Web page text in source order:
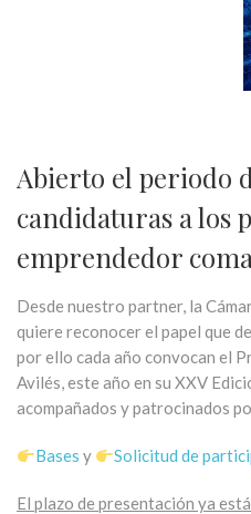
Abierto el periodo
candidaturas a los
emprendedor
Desde nuestro partner, la
quiere reconocer el papel que
por ello cada año convocan el
Avilés, este año en su XXV
acompañados y patrocinados
Bases y Solicitud de
El plazo de presentación ya